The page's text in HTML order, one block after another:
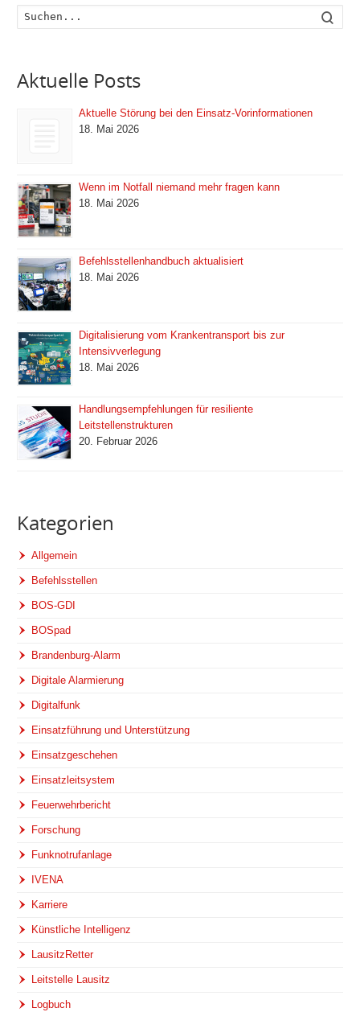
Aktuelle Posts
Aktuelle Störung bei den Einsatz-Vorinformationen
18. Mai 2026
Wenn im Notfall niemand mehr fragen kann
18. Mai 2026
Befehlsstellenhandbuch aktualisiert
18. Mai 2026
Digitalisierung vom Krankentransport bis zur
Intensivverlegung
18. Mai 2026
Handlungsempfehlungen für resiliente
Leitstellenstrukturen
20. Februar 2026
Kategorien
Allgemein
Befehlsstellen
BOS-GDI
BOSpad
Brandenburg-Alarm
Digitale Alarmierung
Digitalfunk
Einsatzführung und Unterstützung
Einsatzgeschehen
Einsatzleitsystem
Feuerwehrbericht
Forschung
Funknotrufanlage
IVENA
Karriere
Künstliche Intelligenz
LausitzRetter
Leitstelle Lausitz
Logbuch